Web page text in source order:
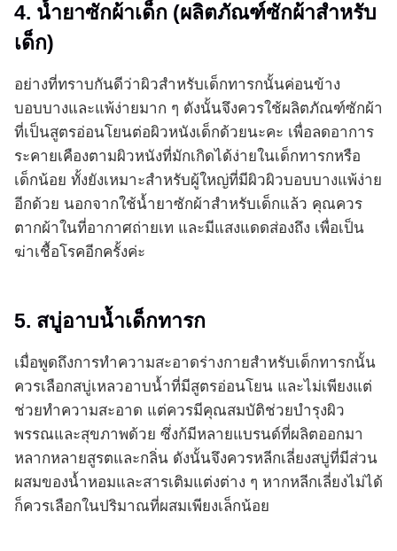
4. น้ำยาซักผ้าเด็ก (ผลิตภัณฑ์ซักผ้าสำหรับ
เด็ก)
อย่างที่ทราบกันดีว่าผิวสำหรับเด็กทารกนั้นค่อนข้าง
บอบบางและแพ้ง่ายมาก ๆ ดังนั้นจึงควรใช้ผลิตภัณฑ์ซักผ้า
ที่เป็นสูตรอ่อนโยนต่อผิวหนังเด็กด้วยนะคะ เพื่อลดอาการ
ระคายเคืองตามผิวหนังที่มักเกิดได้ง่ายในเด็กทารกหรือ
เด็กน้อย ทั้งยังเหมาะสำหรับผู้ใหญ่ที่มีผิวผิวบอบบางแพ้ง่าย
อีกด้วย นอกจากใช้น้ำยาซักผ้าสำหรับเด็กแล้ว คุณควร
ตากผ้าในที่อากาศถ่ายเท และมีแสงแดดส่องถึง เพื่อเป็น
ฆ่าเชื้อโรคอีกครั้งค่ะ
5. สบู่อาบน้ำเด็กทารก
เมื่อพูดถึงการทำความสะอาดร่างกายสำหรับเด็กทารกนั้น
ควรเลือกสบู่เหลวอาบน้ำที่มีสูตรอ่อนโยน และไม่เพียงแต่
ช่วยทำความสะอาด แต่ควรมีคุณสมบัติช่วยบำรุงผิว
พรรณและสุขภาพด้วย ซึ่งก้มีหลายแบรนด์ที่ผลิตออกมา
หลากหลายสูรตและกลิ่น ดังนั้นจึงควรหลีกเลี่ยงสบู่ที่มีส่วน
ผสมของน้ำหอมและสารเติมแต่งต่าง ๆ หากหลีกเลี่ยงไม่ได้
ก็ควรเลือกในปริมาณที่ผสมเพียงเล็กน้อย